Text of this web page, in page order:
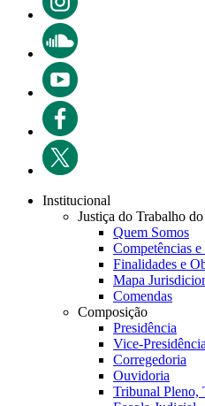
Institucional
Justiça do Trabalho do
Quem Somos
Competências
Finalidades e
Mapa
Comendas
Composição
Presidência
Vice-Presidência
Corregedoria
Ouvidoria
Tribunal Pleno,